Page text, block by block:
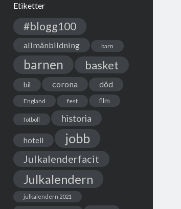
Etiketter
#blogg100
allmänbildning barn
barnen basket
bil corona död
England fest film
fotboll historia
hotell jobb
Julkalenderfacit
Julkalendern
julkalendern 2021